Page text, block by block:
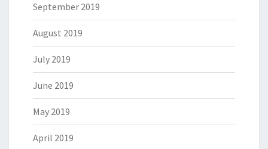
September 2019
August 2019
July 2019
June 2019
May 2019
April 2019